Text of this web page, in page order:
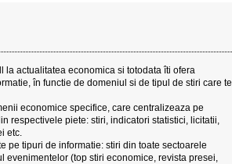
la actualitatea economica si totodata îti ofera
în functie de domeniul si de tipul de stiri care te
economice specifice, care centralizeaza pe
respectivele piete: stiri, indicatori statistici, licitatii,
etc.
pe tipuri de informatie: stiri din toate sectoarele
(top stiri economice, revista presei,